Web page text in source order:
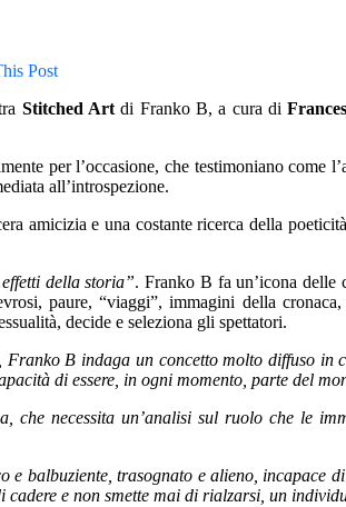
Post
Stitched Artdi Franko B, a cura di
per l’occasione, che testimoniano come
all’introspezione.
amicizia e una costante ricerca della
della storia”. Franko B fa un’icona delle
paure, “viaggi”, immagini della
decide e seleziona gli spettatori.
B indaga un concetto molto diffuso
di essere, in ogni momento, parte del
necessita un’analisi sul ruolo che le
balbuziente, trasognato e alieno, incapace
e non smette mai di rialzarsi, un